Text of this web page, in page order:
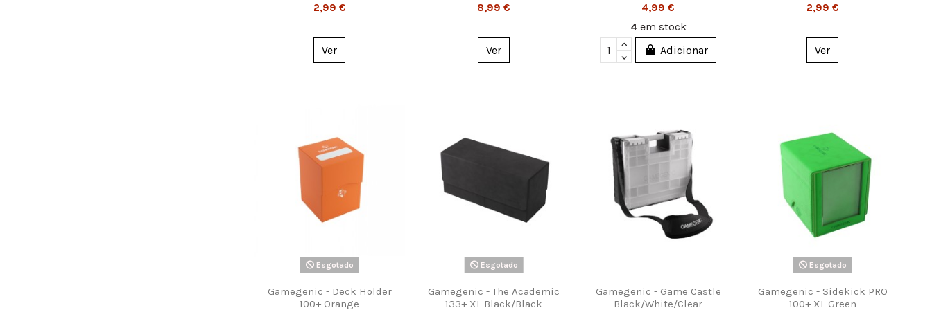
2,99 €
Ver
8,99 €
Ver
4,99 €
4 em stock
Adicionar
2,99 €
Ver
Esgotado
Gamegenic - Deck Holder
100+ Orange
Esgotado
Gamegenic - The Academic
133+ XL Black/Black
Gamegenic - Game Castle
Black/White/Clear
Esgotado
Gamegenic - Sidekick PRO
100+ XL Green